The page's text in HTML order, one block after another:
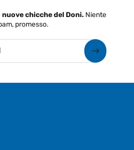
nuove chicche del Doni. Niente
promesso.